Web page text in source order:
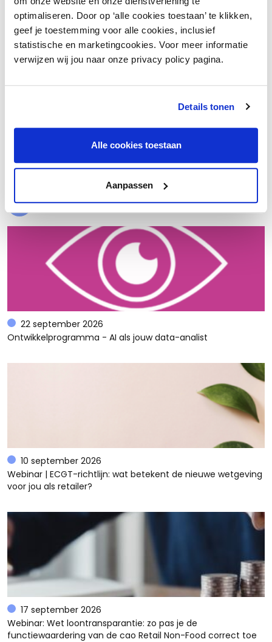
optimaliseren. Door op ‘alle cookies toestaan’ te klikken,
geef je toestemming voor alle cookies, inclusief
statistische en marketingcookies. Voor meer informatie
verwijzen wij jou naar onze privacy policy pagina.
Details tonen
Alle cookies toestaan
Aanpassen
Laad meer
Evenementen
22 september 2026
Ontwikkelprogramma - AI als jouw data-analist
10 september 2026
Webinar | ECGT-richtlijn: wat betekent de nieuwe wetgeving
voor jou als retailer?
17 september 2026
Webinar: Wet loontransparantie: zo pas je de
functiewaardering van de cao Retail Non-Food correct toe